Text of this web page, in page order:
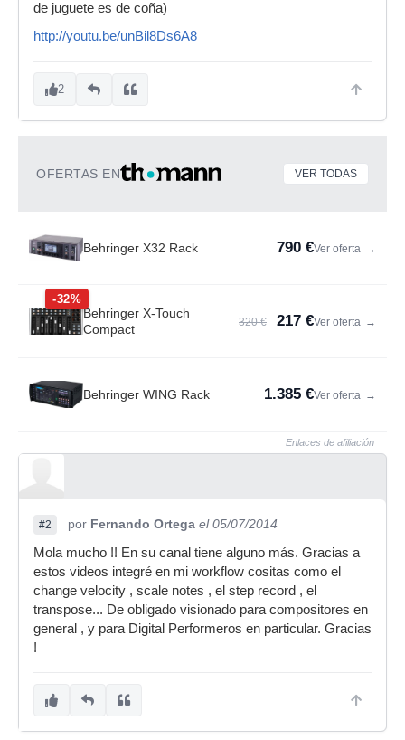
de juguete es de coña)
http://youtu.be/unBil8Ds6A8
2
OFERTAS EN VER TODAS
Behringer X32 Rack 790 €Ver oferta →
-32%
Behringer X-Touch
Compact
320 € 217 €Ver oferta →
Behringer WING Rack 1.385 €Ver oferta →
Enlaces de afiliación
#2 por Fernando Ortega el 05/07/2014
Mola mucho !! En su canal tiene alguno más. Gracias a
estos videos integré en mi workflow cositas como el
change velocity , scale notes , el step record , el
transpose... De obligado visionado para compositores en
general , y para Digital Performeros en particular. Gracias
!